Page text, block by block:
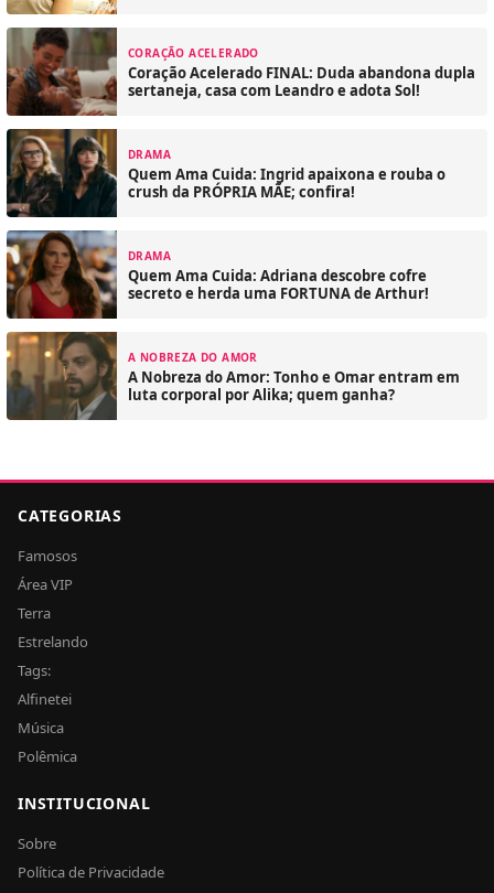
CORAÇÃO ACELERADO
Coração Acelerado FINAL: Duda abandona dupla
sertaneja, casa com Leandro e adota Sol!
DRAMA
Quem Ama Cuida: Ingrid apaixona e rouba o
crush da PRÓPRIA MÃE; confira!
DRAMA
Quem Ama Cuida: Adriana descobre cofre
secreto e herda uma FORTUNA de Arthur!
A NOBREZA DO AMOR
A Nobreza do Amor: Tonho e Omar entram em
luta corporal por Alika; quem ganha?
CATEGORIAS
Famosos
Área VIP
Terra
Estrelando
Tags:
Alfinetei
Música
Polêmica
INSTITUCIONAL
Sobre
Política de Privacidade